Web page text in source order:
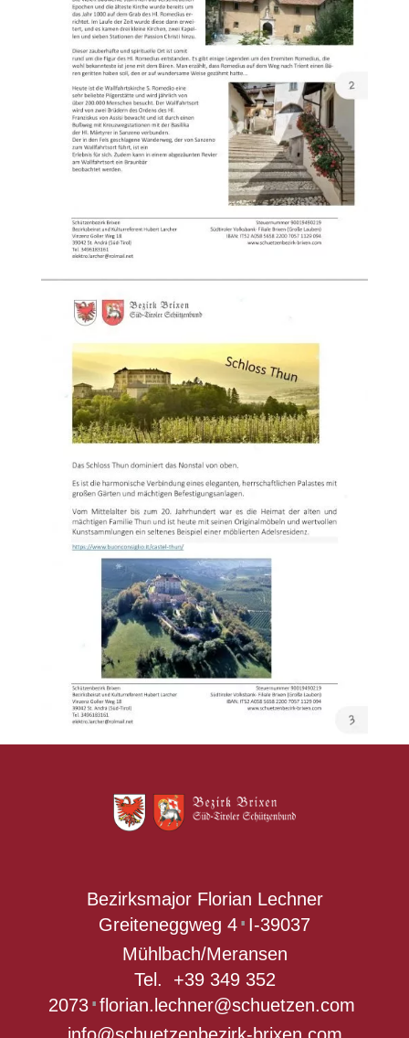
Bezirksmajor Florian Lechner
Greiteneggweg 4 ∎ I-39037
Mühlbach/Meransen
Tel. +39 349 352
2073 ∎ florian.lechner@schuetzen.com